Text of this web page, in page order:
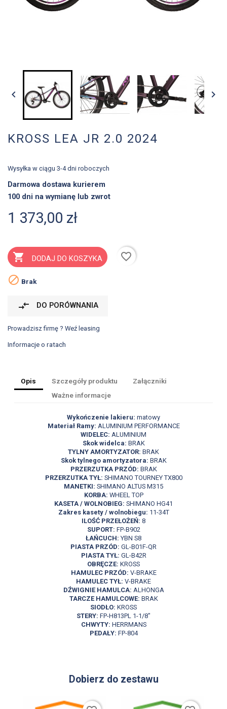
 
KROSS LEA JR 2.0 2024
Wysyłka w ciągu 3-4 dni roboczych
Darmowa dostawa kurierem
100 dni na wymianę lub zwrot
1 373,00 zł
 DODAJ DO KOSZYKA
favorite_border
 Brak
compare_arrows DO PORÓWNANIA
Prowadzisz firmę ? Weź leasing
Informacje o ratach
Opis Szczegóły produktu
Załączniki
Ważne informacje
Wykończenie lakieru: matowy
Materiał Ramy: ALUMINIUM PERFORMANCE
WIDELEC: ALUMINIUM
Skok widelca: BRAK
TYLNY AMORTYZATOR: BRAK
Skok tylnego amortyzatora: BRAK
PRZERZUTKA PRZÓD: BRAK
PRZERZUTKA TYŁ: SHIMANO TOURNEY TX800
MANETKI: SHIMANO ALTUS M315
KORBA: WHEEL TOP
KASETA / WOLNOBIEG: SHIMANO HG41
Zakres kasety / wolnobiegu: 11-34T
ILOŚĆ PRZEŁOŻEŃ: 8
SUPORT: FP-B902
ŁAŃCUCH: YBN S8
PIASTA PRZÓD: GL-B01F-QR
PIASTA TYŁ: GL-B42R
OBRĘCZE: KROSS
HAMULEC PRZÓD: V-BRAKE
HAMULEC TYŁ: V-BRAKE
DŹWIGNIE HAMULCA: ALHONGA
TARCZE HAMULCOWE: BRAK
SIODŁO: KROSS
STERY: FP-H813PL 1-1/8"
CHWYTY: HERRMANS
PEDAŁY: FP-804
Dobierz do zestawu